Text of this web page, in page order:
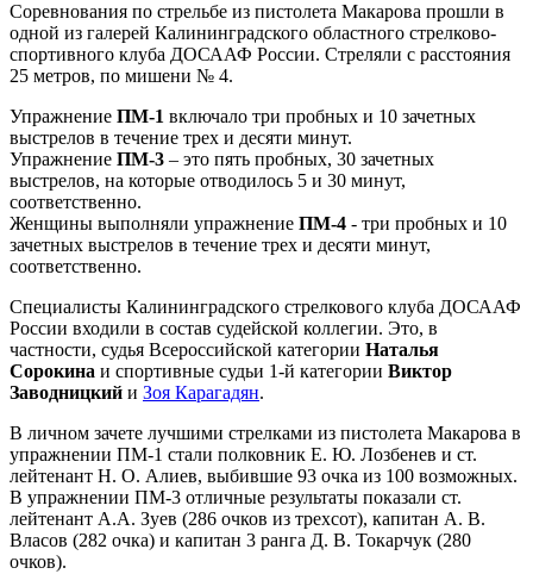
Соревнования по стрельбе из пистолета Макарова прошли в
одной из галерей Калининградского областного стрелково-
спортивного клуба ДОСААФ России. Стреляли с расстояния
25 метров, по мишени № 4.
Упражнение ПМ-1 включало три пробных и 10 зачетных
выстрелов в течение трех и десяти минут.
Упражнение ПМ-3 – это пять пробных, 30 зачетных
выстрелов, на которые отводилось 5 и 30 минут,
соответственно.
Женщины выполняли упражнение ПМ-4 - три пробных и 10
зачетных выстрелов в течение трех и десяти минут,
соответственно.
Специалисты Калининградского стрелкового клуба ДОСААФ
России входили в состав судейской коллегии. Это, в
частности, судья Всероссийской категории Наталья
Сорокина и спортивные судьи 1-й категории Виктор
Заводницкий и Зоя Карагадян.
В личном зачете лучшими стрелками из пистолета Макарова в
упражнении ПМ-1 стали полковник Е. Ю. Лозбенев и ст.
лейтенант Н. О. Алиев, выбившие 93 очка из 100 возможных.
В упражнении ПМ-3 отличные результаты показали ст.
лейтенант А.А. Зуев (286 очков из трехсот), капитан А. В.
Власов (282 очка) и капитан 3 ранга Д. В. Токарчук (280
очков).